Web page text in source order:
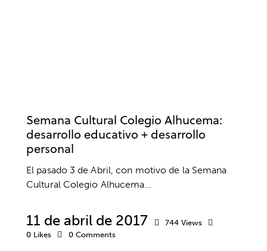
Semana Cultural Colegio Alhucema:
desarrollo educativo + desarrollo
personal
El pasado 3 de Abril, con motivo de la Semana
Cultural Colegio Alhucema…
11 de abril de 2017 744 Views
0 Likes 0 Comments